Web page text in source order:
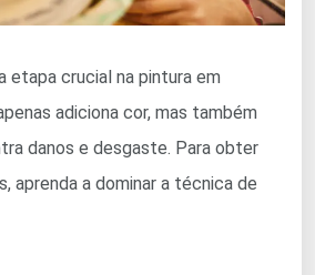
etapa crucial na pintura em
adiciona cor, mas também
danos e desgaste. Para obter
aprenda a dominar a técnica de